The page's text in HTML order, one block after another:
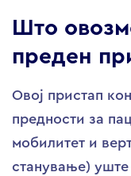
Што
преден
Овој пристап
предности за
мобилитет и
станување) уште